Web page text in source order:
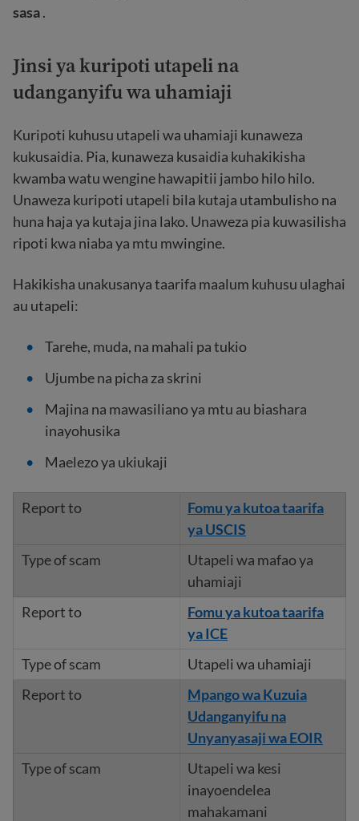
sasa.
Jinsi ya kuripoti utapeli na
udanganyifu wa uhamiaji
Kuripoti kuhusu utapeli wa uhamiaji kunaweza
kukusaidia. Pia, kunaweza kusaidia kuhakikisha
kwamba watu wengine hawapitii jambo hilo hilo.
Unaweza kuripoti utapeli bila kutaja utambulisho na
huna haja ya kutaja jina lako. Unaweza pia kuwasilisha
ripoti kwa niaba ya mtu mwingine.
Hakikisha unakusanya taarifa maalum kuhusu ulaghai
au utapeli:
Tarehe, muda, na mahali pa tukio
Ujumbe na picha za skrini
Majina na mawasiliano ya mtu au biashara
inayohusika
Maelezo ya ukiukaji
Fomu ya kutoa taarifa
ya USCIS
Utapeli wa mafao ya
uhamiaji
Fomu ya kutoa taarifa
ya ICE
Utapeli wa uhamiaji
Mpango wa Kuzuia
Udanganyifu na
Unyanyasaji wa EOIR
Utapeli wa kesi
inayoendelea
mahakamani